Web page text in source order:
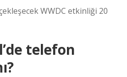
WWDC etkinliği 20
telefon